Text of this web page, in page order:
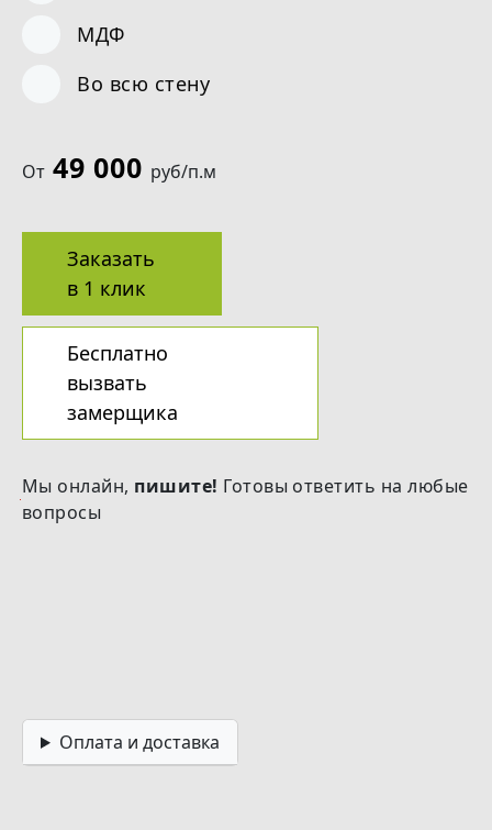
МДФ
Во всю стену
От 49 000 руб/п.м
Заказать
в 1 клик
Бесплатно
вызвать
замерщика
Мы онлайн, пишите! Готовы ответить на любые
вопросы
Оплата и доставка